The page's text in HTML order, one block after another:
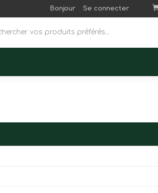
Bonjour Se connecter